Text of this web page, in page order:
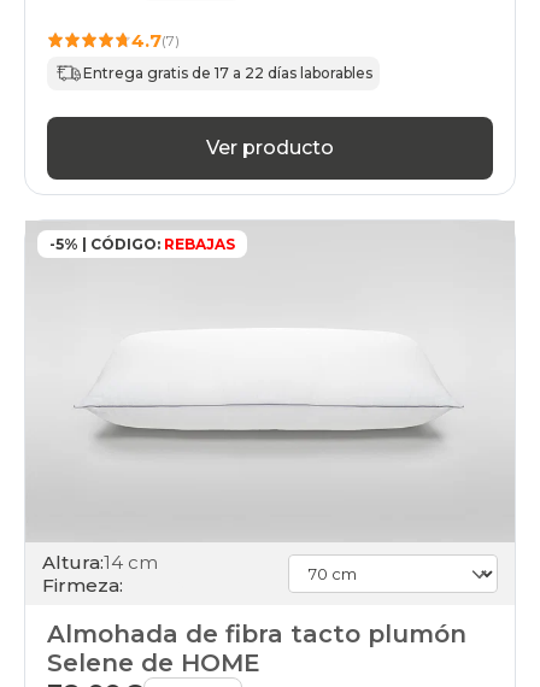
4.7(7)
Entrega gratis de 17 a 22 días laborables
Ver producto
-5% | CÓDIGO: REBAJAS
Altura:14 cm
Firmeza:
Almohada de fibra tacto plumón
Selene de HOME